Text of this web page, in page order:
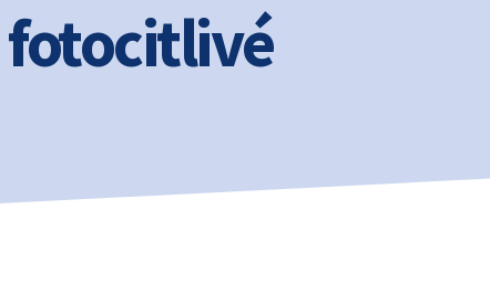
fotocitlivé